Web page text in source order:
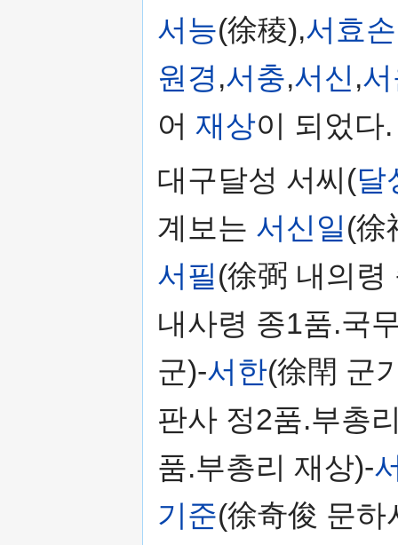
서능(徐稜),서효손
원경 ,서충,서신 ,
어 재상이 되었다.
대구달성 서씨(달
계보는 서신일(徐
서필(徐弼 내의령
내사령 종1품.국
군)-서한(徐閈 군
판사 정2품.부총
품.부총리 재상)-
기준(徐奇俊 문하